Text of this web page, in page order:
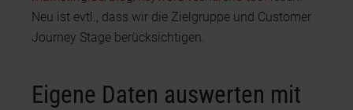
Neu ist evtl., dass wir die Zielgruppe und Customer
Journey Stage berücksichtigen.
Eigene Daten auswerten mit